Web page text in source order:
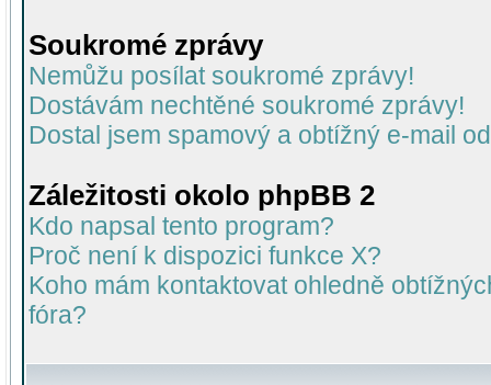
Soukromé zprávy
Nemůžu posílat soukromé zprávy!
Dostávám nechtěné soukromé zprávy!
Dostal jsem spamový a obtížný e-mail
Záležitosti okolo phpBB 2
Kdo napsal tento program?
Proč není k dispozici funkce X?
Koho mám kontaktovat ohledně
fóra?